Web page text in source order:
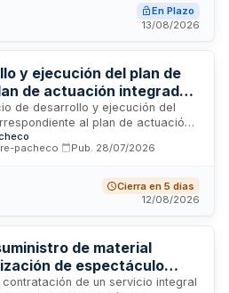
Ayuntamiento de Calasparra
y septiembre. La construcción
y las condiciones de
En Plazo
13/08/2026
y ejecución del plan de
de actuación integrado
mirada - Ayuntamiento
de desarrollo y ejecución del
al plan de actuación
desde otra mirada del
El proyecto cuenta con
en el marco del Programa
España para el período 2021-
criterios de adjudicación.
pacheco Pub. 28/07/2026
Cierra en 5 días
12/08/2026
de material
de espectáculo
para las Fiestas
de un servicio integral